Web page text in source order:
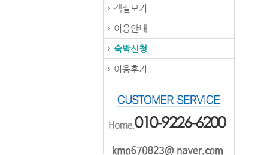
객실보기
이용안내
숙박신청
이용후기